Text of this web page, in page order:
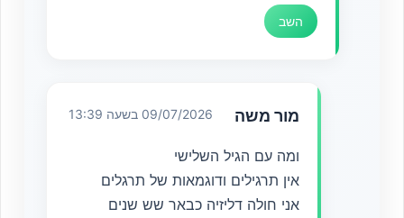
השב
מור משה 09/07/2026 בשעה 13:39
ומה עם הגיל השלישי
אין תרגילים ודוגמאות של תרגלים
אני חולה דליזיה כבאר שש שנים